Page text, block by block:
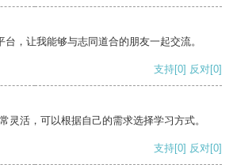
，让我能够与志同道合的朋友一起交流。
支持[0] 反对[0]
灵活，可以根据自己的需求选择学习方式。
支持[0] 反对[0]